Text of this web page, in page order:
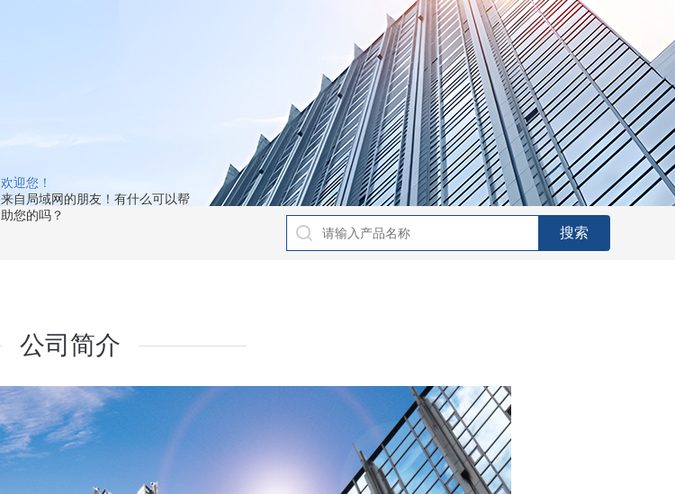
欢迎您！
来自局域网的朋友！有什么可以帮
助您的吗？
公司简介